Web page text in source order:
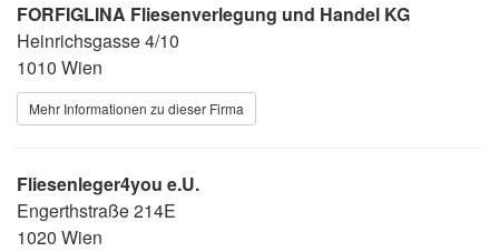
FORFIGLINA Fliesenverlegung und Handel KG
Heinrichsgasse 4/10
1010 Wien
Mehr Informationen zu dieser Firma
Fliesenleger4you e.U.
Engerthstraße 214E
1020 Wien